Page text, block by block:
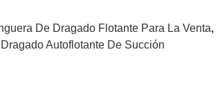
De Dragado Flotante Para La Venta,
Autoflotante De Succión